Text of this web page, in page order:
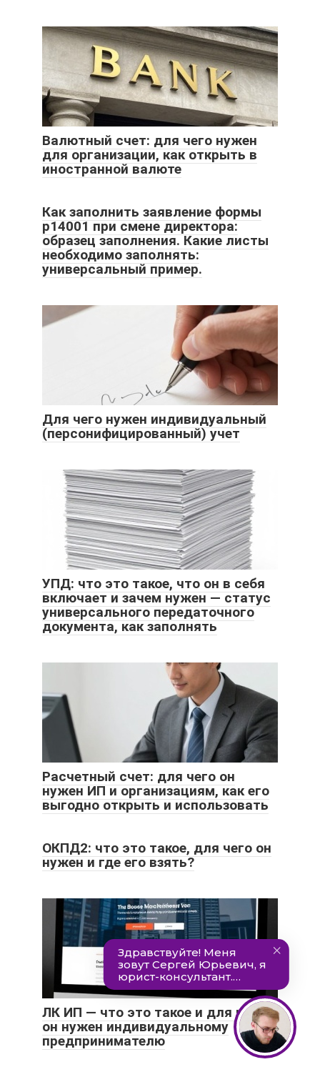
Валютный счет: для чего нужен
для организации, как открыть в
иностранной валюте
Как заполнить заявление формы
р14001 при смене директора:
образец заполнения. Какие листы
необходимо заполнять:
универсальный пример.
Для чего нужен индивидуальный
(персонифицированный) учет
УПД: что это такое, что он в себя
включает и зачем нужен — статус
универсального передаточного
документа, как заполнять
Расчетный счет: для чего он
нужен ИП и организациям, как его
выгодно открыть и использовать
ОКПД2: что это такое, для чего он
нужен и где его взять?
ЛК ИП — что это такое и для чего
он нужен индивидуальному
предпринимателю